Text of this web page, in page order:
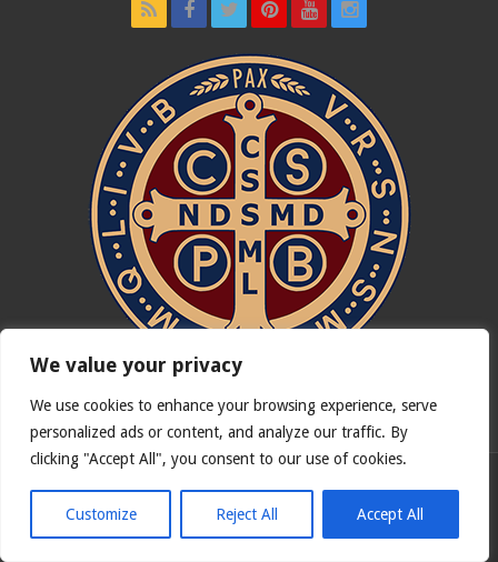
We value your privacy
We use cookies to enhance your browsing experience, serve
personalized ads or content, and analyze our traffic. By
clicking "Accept All", you consent to our use of cookies.
Customize Reject All Accept All
In nómine Patris, et Fílii, et Spíritus Sancti. Amen.
© Copyright 2026, Todos os direitos reservados